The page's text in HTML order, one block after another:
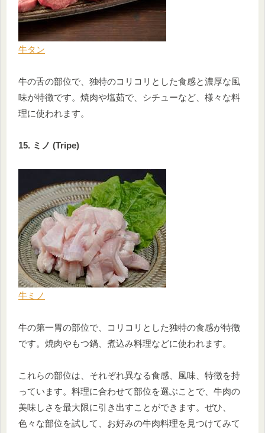
牛タン
牛の舌の部位で、独特のコリコリとした食感と濃厚な風
味が特徴です。焼肉や塩茹で、シチューなど、様々な料
理に使われます。
15. ミノ (Tripe)
牛ミノ
牛の第一胃の部位で、コリコリとした独特の食感が特徴
です。焼肉やもつ鍋、煮込み料理などに使われます。
これらの部位は、それぞれ異なる食感、風味、特徴を持
っています。料理に合わせて部位を選ぶことで、牛肉の
美味しさを最大限に引き出すことができます。ぜひ、
色々な部位を試して、お好みの牛肉料理を見つけてみて